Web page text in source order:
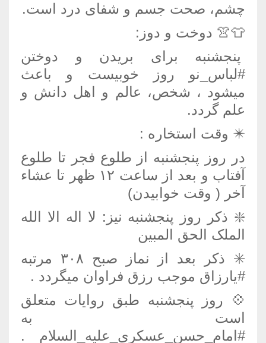
چشم، صحت جسم و شفای درد است.
👕👚 دوخت و دوز:
پنجشنبه برای بریدن و دوختن
#لباس_نو روز خوبیست و باعث
میشود ، شخص، عالم و اهل دانش و
علم گردد.
✴️️ وقت استخاره :
در روز پنجشنبه از طلوع فجر تا طلوع
آفتاب و بعد از ساعت ۱۲ ظهر تا عشاء
آخر ( وقت خوابیدن)
❇️️ ذکر روز پنجشنبه نیز: لا اله الا الله
الملک الحق المبین
✳️️ ذکر بعد از نماز صبح ۳۰۸ مرتبه
#یارزاق موجب رزق فراوان میگردد .
💠 ️روز پنجشنبه طبق روایات متعلق
است به
#امام_حسن_عسکری_علیه_السلام .